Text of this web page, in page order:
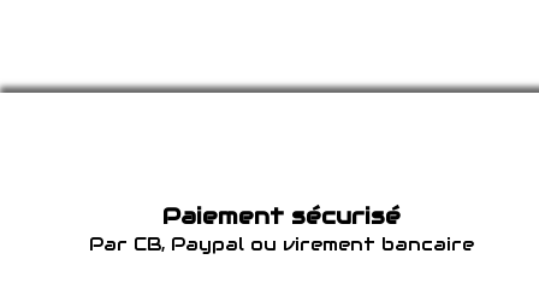
Paiement sécurisé
Par CB, Paypal ou virement bancaire